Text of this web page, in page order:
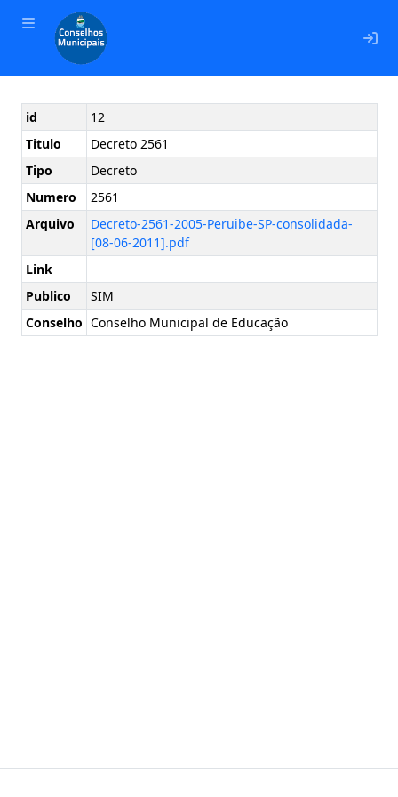
id
12
Titulo
Decreto 2561
Tipo
Decreto
Numero
2561
Arquivo
Decreto-2561-2005-Peruibe-SP-consolidada-
[08-06-2011].pdf
Link
Publico
SIM
Conselho Conselho Municipal de Educação